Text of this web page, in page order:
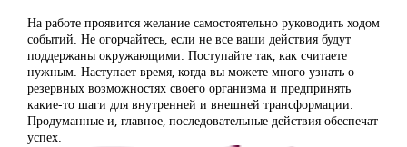
На работе проявится желание самостоятельно руководить ходом
событий. Не огорчайтесь, если не все ваши действия будут
поддержаны окружающими. Поступайте так, как считаете
нужным. Наступает время, когда вы можете много узнать о
резервных возможностях своего организма и предпринять
какие-то шаги для внутренней и внешней трансформации.
Продуманные и, главное, последовательные действия обеспечат
успех.